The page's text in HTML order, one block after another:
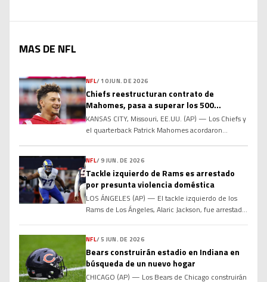
MAS DE NFL
NFL/ 10 JUN. DE 2026
Chiefs reestructuran contrato de
Mahomes, pasa a superar los 500
millones de dólares
KANSAS CITY, Missouri, EE.UU. (AP) — Los Chiefs y
el quarterback Patrick Mahomes acordaron
encima de los 500 millones de dólares, informó a
The Associated Press el miércoles una persona
familiarizada con los términos. La fuente habló
con la […]
NFL/9 JUN. DE 2026
Tackle izquierdo de Rams es arrestado
por presunta violencia doméstica
LOS ÁNGELES (AP) — El tackle izquierdo de los
Rams de Los Ángeles, Alaric Jackson, fue arrestado
Los Ángeles informó que Jackson fue arrestado
después de que los agentes acudieran a su casa en
el vecindario de West Hills, en […]
NFL/ 5 JUN. DE 2026
Bears construirán estadio en Indiana en
búsqueda de un nuevo hogar
CHICAGO (AP) — Los Bears de Chicago construirán